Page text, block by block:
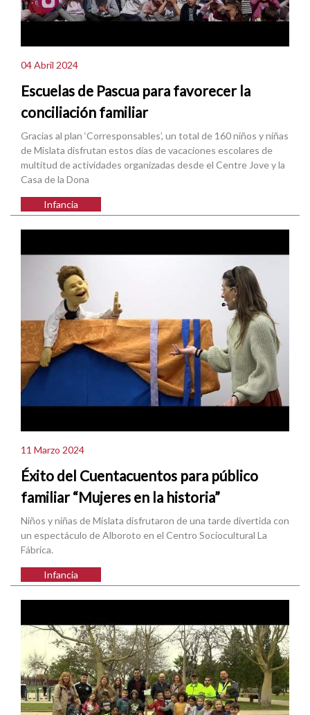
04 Abril 2024
Escuelas de Pascua para favorecer la
conciliación familiar
Gracias al plan ‘Corresponsables’, un total de 160 niños y niñas
de Mislata disfrutan estos días de vacaciones escolares de
multitud de actividades organizadas desde el Centre Jove y la
Casa de la Dona
Infancia
11 Marzo 2024
Éxito del Cuentacuentos para público
familiar “Mujeres en la historia”
Niños y niñas de Mislata disfrutaron de una tarde divertida con
un espectáculo de Alboroto en el Centro Sociocultural La
Fábrica.
Infancia